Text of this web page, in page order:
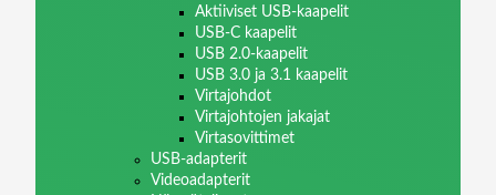
Aktiiviset USB-kaapelit
USB-C kaapelit
USB 2.0-kaapelit
USB 3.0 ja 3.1 kaapelit
Virtajohdot
Virtajohtojen jakajat
Virtasovittimet
USB-adapterit
Videoadapterit